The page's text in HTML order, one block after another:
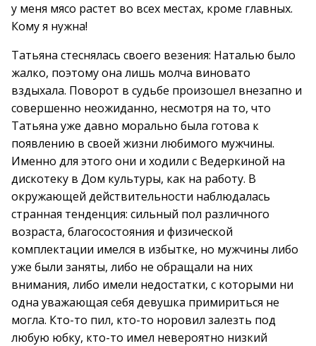
у меня мясо растет во всех местах, кроме главных.
Кому я нужна!
Татьяна стеснялась своего везения: Наталью было
жалко, поэтому она лишь молча виновато
вздыхала. Поворот в судьбе произошел внезапно и
совершенно неожиданно, несмотря на то, что
Татьяна уже давно морально была готова к
появлению в своей жизни любимого мужчины.
Именно для этого они и ходили с Ведеркиной на
дискотеку в Дом культуры, как на работу. В
окружающей действительности наблюдалась
странная тенденция: сильный пол различного
возраста, благосостояния и физической
комплектации имелся в избытке, но мужчины либо
уже были заняты, либо не обращали на них
внимания, либо имели недостатки, с которыми ни
одна уважающая себя девушка примириться не
могла. Кто-то пил, кто-то норовил залезть под
любую юбку, кто-то имел невероятно низкий